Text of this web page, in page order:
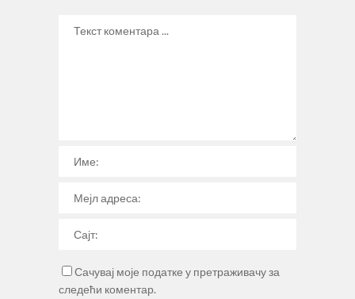
Сачувај моје податке у претраживачу за
следећи коментар.